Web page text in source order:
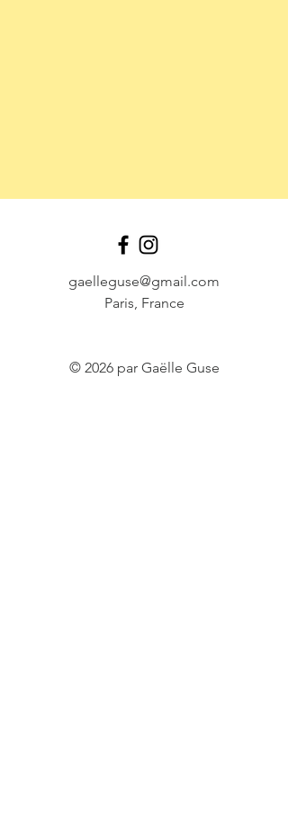
gaelleguse@gmail.com
Paris, France
© 2026 par Gaëlle Guse